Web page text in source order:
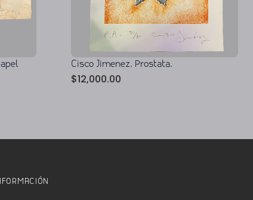
Cisco Jimenez. Prostata.
$12,000.00